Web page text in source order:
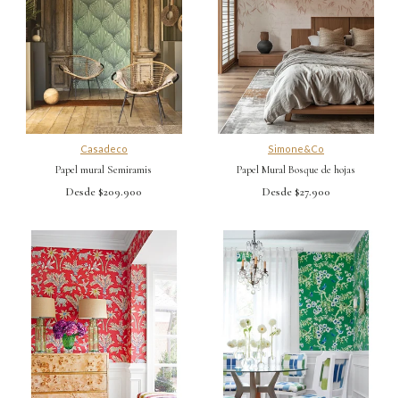
Casadeco
Papel mural Semiramis
Desde $209.900
Simone&Co
Papel Mural Bosque de hojas
Desde $27.900